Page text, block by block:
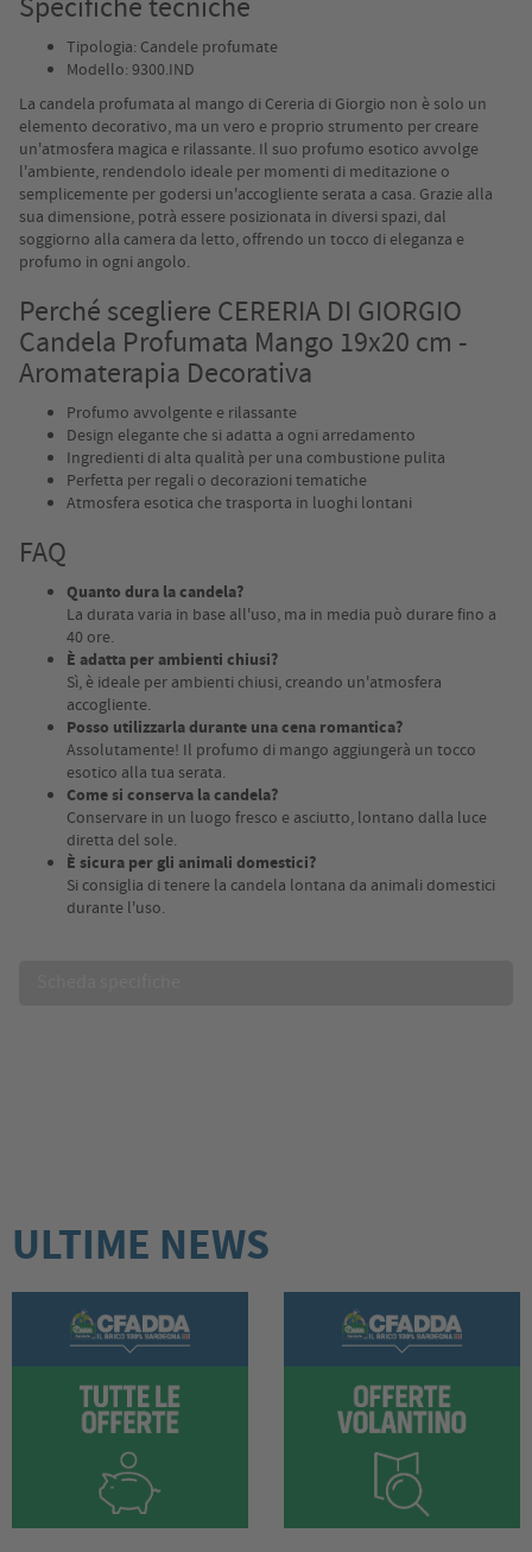
Specifiche tecniche
Tipologia: Candele profumate
Modello: 9300.IND
La candela profumata al mango di Cereria di Giorgio non è solo un
elemento decorativo, ma un vero e proprio strumento per creare
un'atmosfera magica e rilassante. Il suo profumo esotico avvolge
l'ambiente, rendendolo ideale per momenti di meditazione o
semplicemente per godersi un'accogliente serata a casa. Grazie alla
sua dimensione, potrà essere posizionata in diversi spazi, dal
soggiorno alla camera da letto, offrendo un tocco di eleganza e
profumo in ogni angolo.
Perché scegliere CERERIA DI GIORGIO
Candela Profumata Mango 19x20 cm -
Aromaterapia Decorativa
Profumo avvolgente e rilassante
Design elegante che si adatta a ogni arredamento
Ingredienti di alta qualità per una combustione pulita
Perfetta per regali o decorazioni tematiche
Atmosfera esotica che trasporta in luoghi lontani
FAQ
Quanto dura la candela?
La durata varia in base all'uso, ma in media può durare fino a
40 ore.
È adatta per ambienti chiusi?
Sì, è ideale per ambienti chiusi, creando un'atmosfera
accogliente.
Posso utilizzarla durante una cena romantica?
Assolutamente! Il profumo di mango aggiungerà un tocco
esotico alla tua serata.
Come si conserva la candela?
Conservare in un luogo fresco e asciutto, lontano dalla luce
diretta del sole.
È sicura per gli animali domestici?
Si consiglia di tenere la candela lontana da animali domestici
durante l'uso.
ULTIME NEWS